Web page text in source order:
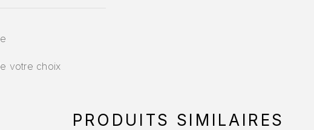
votre choix
PRODUITS SIMILAIRES